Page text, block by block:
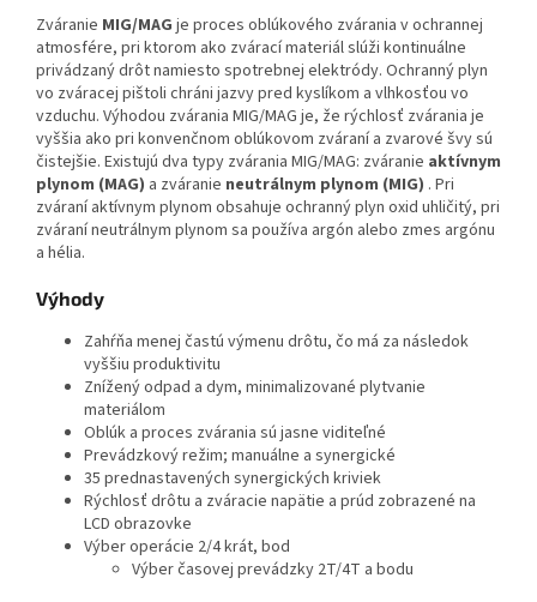
Zváranie MIG/MAG je proces oblúkového zvárania v ochrannej
atmosfére, pri ktorom ako zvárací materiál slúži kontinuálne
privádzaný drôt namiesto spotrebnej elektródy. Ochranný plyn
vo zváracej pištoli chráni jazvy pred kyslíkom a vlhkosťou vo
vzduchu. Výhodou zvárania MIG/MAG je, že rýchlosť zvárania je
vyššia ako pri konvenčnom oblúkovom zváraní a zvarové švy sú
čistejšie. Existujú dva typy zvárania MIG/MAG: zváranie aktívnym
plynom (MAG) a zváranie neutrálnym plynom (MIG) . Pri
zváraní aktívnym plynom obsahuje ochranný plyn oxid uhličitý, pri
zváraní neutrálnym plynom sa používa argón alebo zmes argónu
a hélia.
Výhody
Zahŕňa menej častú výmenu drôtu, čo má za následok
vyššiu produktivitu
Znížený odpad a dym, minimalizované plytvanie
materiálom
Oblúk a proces zvárania sú jasne viditeľné
Prevádzkový režim; manuálne a synergické
35 prednastavených synergických kriviek
Rýchlosť drôtu a zváracie napätie a prúd zobrazené na
LCD obrazovke
Výber operácie 2/4 krát, bod
Výber časovej prevádzky 2T/4T a bodu